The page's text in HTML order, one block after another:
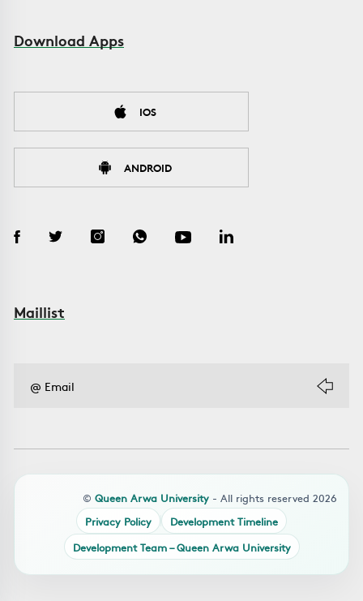
Download Apps
IOS
ANDROID
Maillist
© Queen Arwa University - All rights reserved 2026
Privacy Policy
Development Timeline
Development Team – Queen Arwa University